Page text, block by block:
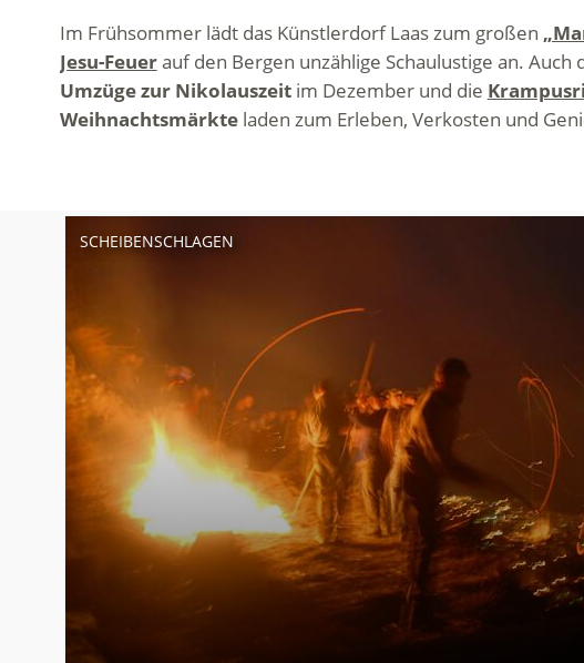
Im Frühsommer lädt das Künstlerdorf Laas zum großen
Jesu-Feuerauf den Bergen unzählige Schaulustige an.
Umzüge zur Nikolauszeitim Dezember und die
Weihnachtsmärkteladen zum Erleben, Verkosten und
SCHEIBENSCHLAGEN